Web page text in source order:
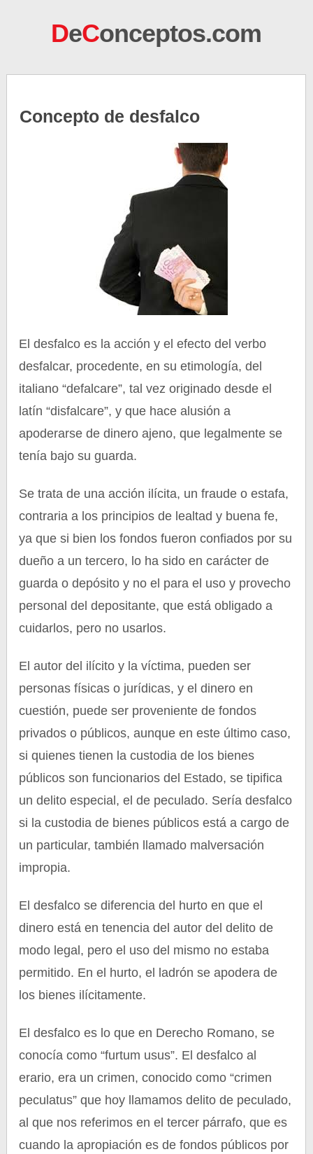
DeConceptos.com
Concepto de desfalco
El desfalco es la acción y el efecto del verbo
desfalcar, procedente, en su etimología, del
italiano “defalcare”, tal vez originado desde el
latín “disfalcare”, y que hace alusión a
apoderarse de dinero ajeno, que legalmente se
tenía bajo su guarda.
Se trata de una acción ilícita, un fraude o estafa,
contraria a los principios de lealtad y buena fe,
ya que si bien los fondos fueron confiados por su
dueño a un tercero, lo ha sido en carácter de
guarda o depósito y no el para el uso y provecho
personal del depositante, que está obligado a
cuidarlos, pero no usarlos.
El autor del ilícito y la víctima, pueden ser
personas físicas o jurídicas, y el dinero en
cuestión, puede ser proveniente de fondos
privados o públicos, aunque en este último caso,
si quienes tienen la custodia de los bienes
públicos son funcionarios del Estado, se tipifica
un delito especial, el de peculado. Sería desfalco
si la custodia de bienes públicos está a cargo de
un particular, también llamado malversación
impropia.
El desfalco se diferencia del hurto en que el
dinero está en tenencia del autor del delito de
modo legal, pero el uso del mismo no estaba
permitido. En el hurto, el ladrón se apodera de
los bienes ilícitamente.
El desfalco es lo que en Derecho Romano, se
conocía como “furtum usus”. El desfalco al
erario, era un crimen, conocido como “crimen
peculatus” que hoy llamamos delito de peculado,
al que nos referimos en el tercer párrafo, que es
cuando la apropiación es de fondos públicos por